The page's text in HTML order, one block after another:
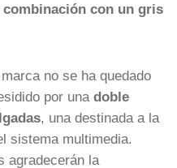
con un gris
no se ha quedado
por una doble
, una destinada a la
sistema multimedia.
agradecerán la